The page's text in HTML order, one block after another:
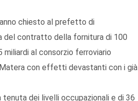
chiesto al prefetto di
del contratto della fornitura di 100
miliardi al consorzio ferroviario
Matera con effetti devastanti con i già
dei livelli occupazionali e di 36